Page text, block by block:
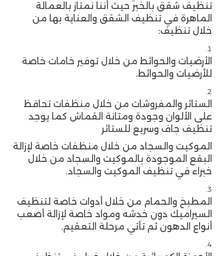
تنظيف شقق بالخبر حيث أننا نمتاز بالعمالة
الماهرة في تنظيف الشقق والعناية بها من
خلال تنظيف:
الأرضيات والحوائط من خلال توفير خامات خاصة
للأرضيات والحوائط.
الستائر والمفروشات من خلال منظفات تحافظ
على الألوان وجودة ومتانة القماش كما يوجد
تنظيف جاف وسريع للستائر
الموكيت والسجاد من خلال منظفات خاصة لإزالة
البقع الموجودة بالموكيت والسجاد من خلال
خبراء في تنظيف الموكيت والسجاد.
المطبخ والحمام من خلال أدوات خاصة لتنظيف
السيراميك دون خدشه ومواد خاصة لإزالة أصعب
أنواع الدهون ثم تأتي مرحلة التعقيم.